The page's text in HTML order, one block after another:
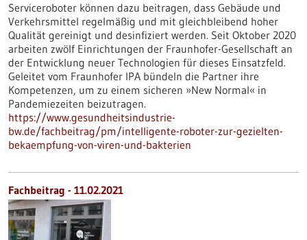
Serviceroboter können dazu beitragen, dass Gebäude und
Verkehrsmittel regelmäßig und mit gleichbleibend hoher
Qualität gereinigt und desinfiziert werden. Seit Oktober 2020
arbeiten zwölf Einrichtungen der Fraunhofer-Gesellschaft an
der Entwicklung neuer Technologien für dieses Einsatzfeld.
Geleitet vom Fraunhofer IPA bündeln die Partner ihre
Kompetenzen, um zu einem sicheren »New Normal« in
Pandemiezeiten beizutragen.
https://www.gesundheitsindustrie-
bw.de/fachbeitrag/pm/intelligente-roboter-zur-gezielten-
bekaempfung-von-viren-und-bakterien
Fachbeitrag - 11.02.2021